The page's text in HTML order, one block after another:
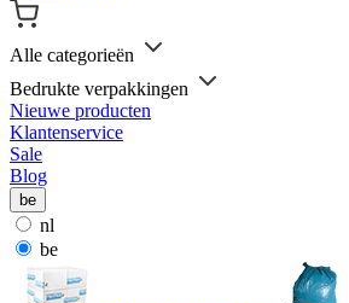
Alle categorieën
Bedrukte verpakkingen
Nieuwe producten
Klantenservice
Sale
Blog
be
nl
be